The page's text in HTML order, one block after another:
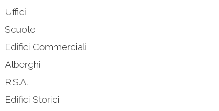
Uffici
Scuole
Edifici Commerciali
Alberghi
R.S.A.
Edifici Storici